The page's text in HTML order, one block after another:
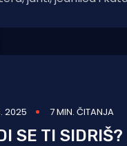
pred
2025 7 MIN. ČITANJA
SE TI